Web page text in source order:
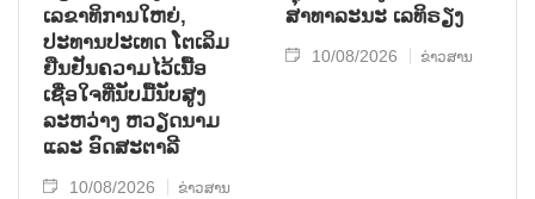
ເລຂາທິການໃຫຍ່,
ປະທານປະເທດ ໂຕເລິມ
ຢືນຢັນຄວາມໄວ້ເນື້ອ
ເຊື່ອໃຈທີ່ນັບມື້ນັບສູງ
ລະຫວ່າງ ຫວຽດນາມ
ແລະ ອົດສະຕາລີ
10/08/2026 ຂ່າວສານ
ສາທາລະນະ ເລທິຣຽງ
10/08/2026 ຂ່າວສານ